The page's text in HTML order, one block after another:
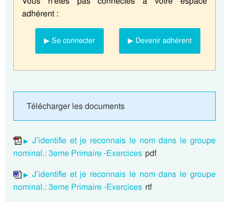
adhérent :
▶ Se connecter ▶ Devenir adhérent
Télécharger les documents
J’identifie et je reconnais le nom dans le groupe
nominal.: 3eme Primaire -Exercices pdf
J’identifie et je reconnais le nom dans le groupe
nominal.: 3eme Primaire -Exercices rtf